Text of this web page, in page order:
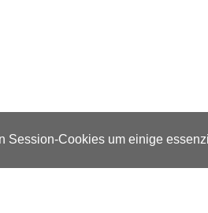
Session-Cookies um einige